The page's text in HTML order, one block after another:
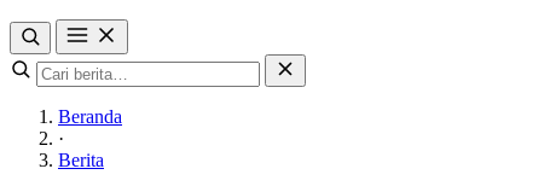
Beranda
·
Berita